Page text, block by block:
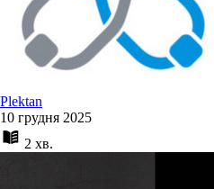
Plektan
10 грудня 2025
2 хв.